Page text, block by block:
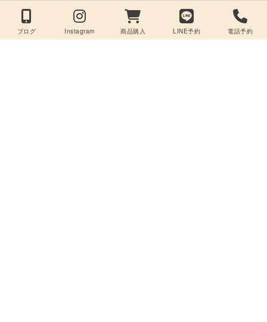
ブログ Instagram 商品購入 LINE予約 電話予約